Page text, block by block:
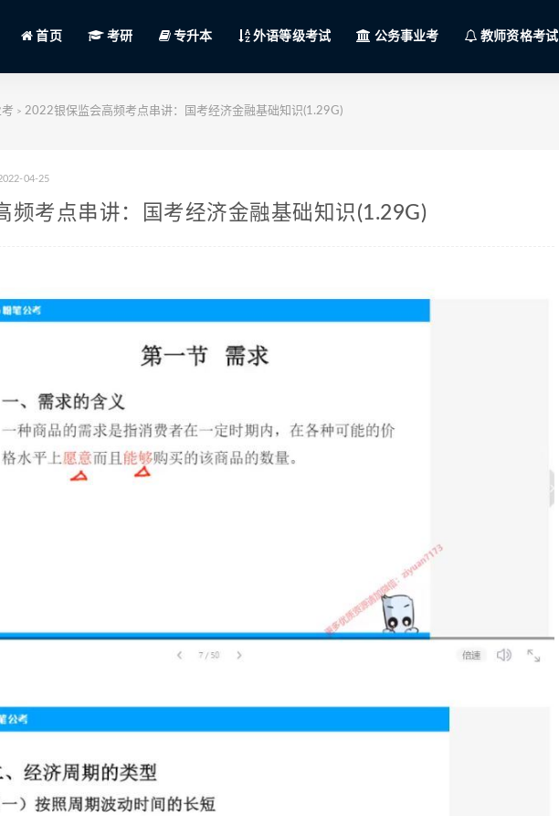
首页 考研 专升本 外语等级考试 公务事业考 教师资格考试
> 2022银保监会高频考点串讲：国考经济金融基础知识(1.29G)
04-25
频考点串讲：国考经济金融基础知识(1.29G)